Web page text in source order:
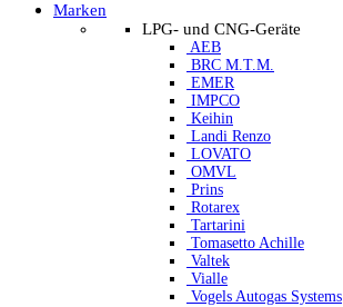
Marken
LPG- und CNG-Geräte
AEB
BRC M.T.M.
EMER
IMPCO
Keihin
Landi Renzo
LOVATO
OMVL
Prins
Rotarex
Tartarini
Tomasetto Achille
Valtek
Vialle
Vogels Autogas Systems